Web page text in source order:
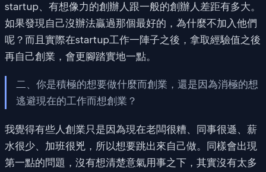
startup、有想像力的創辦人跟一般的創辦人差距有多大。
如果發現自己沒辦法贏過那個最好的，為什麼不加入他們
呢？而且實際在startup工作一陣子之後，拿取經驗值之後
再自己創業，會更腳踏實地一點。
二、你是積極的想要做什麼而創業，還是因為消極的想
逃避現在的工作而想創業？
我覺得有些人創業只是因為現在老闆很糟、同事很遜、薪
水很少、加班很兇，所以想要跳出來自己做。同樣會出現
第一點的問題，沒有想清楚意氣用事之下，其實沒有太多